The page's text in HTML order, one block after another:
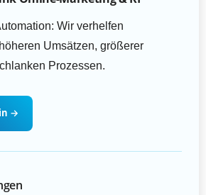
Wir verhelfen
Umsätzen, größerer
Prozessen.
→